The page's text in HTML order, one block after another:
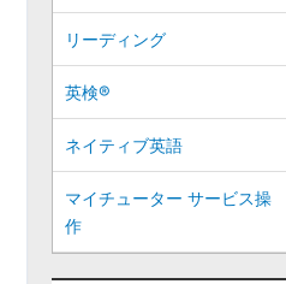
リーディング
英検®
ネイティブ英語
マイチューター サービス操
作